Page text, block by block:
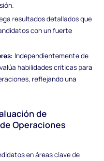
resultados detallados que
con un fuerte
Independientemente de
habilidades críticas para
reflejando una
de
Operaciones
en áreas clave de